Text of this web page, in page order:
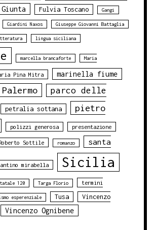
Fulvia Toscano Gangi
Giardini Naxos Giuseppe Giovanni Battaglia
lingua siciliana
marcella brancaforte Maria
Pina Mitra marinella fiume
Palermo
parco delle
petralia sottana
pietro
polizzi generosa presentazione
Sottile romanzo santa
mirabella Sicilia
120 Targa Florio termini
esperenziale Tusa
Vincenzo
Vincenzo Ognibene